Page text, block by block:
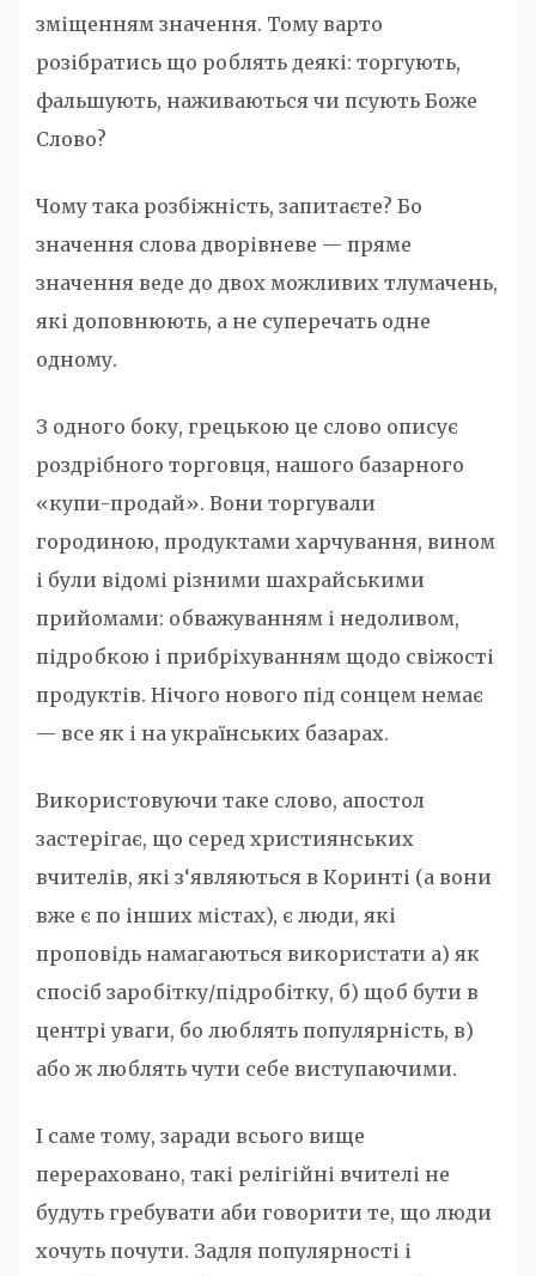
зміщенням значення. Тому варто
розібратись що роблять деякі: торгують,
фальшують, наживаються чи псують Боже
Слово?
Чому така розбіжність, запитаєте? Бо
значення слова дворівневе — пряме
значення веде до двох можливих тлумачень,
які доповнюють, а не суперечать одне
одному.
З одного боку, грецькою це слово описує
роздрібного торговця, нашого базарного
«купи-продай». Вони торгували
городиною, продуктами харчування, вином
і були відомі різними шахрайськими
прийомами: обважуванням і недоливом,
підробкою і прибріхуванням щодо свіжості
продуктів. Нічого нового під сонцем немає
— все як і на українських базарах.
Використовуючи таке слово, апостол
застерігає, що серед християнських
вчителів, які з‘являються в Коринті (а вони
вже є по інших містах), є люди, які
проповідь намагаються використати а) як
спосіб заробітку/підробітку, б) щоб бути в
центрі уваги, бо люблять популярність, в)
або ж люблять чути себе виступаючими.
І саме тому, заради всього вище
перераховано, такі релігійні вчителі не
будуть гребувати аби говорити те, що люди
хочуть почути. Задля популярності і